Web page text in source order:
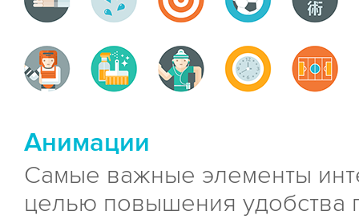
Анимации
Самые важные элементы
целью повышения удобства